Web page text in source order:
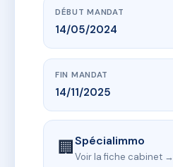
DÉBUT MANDAT
14/05/2024
FIN MANDAT
14/11/2025
🏢Spécialimmo
Voir la fiche cabinet →